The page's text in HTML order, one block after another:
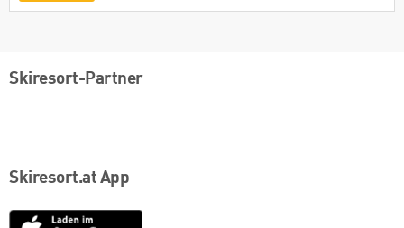
Skiresort-Partner
Skiresort.at App
App